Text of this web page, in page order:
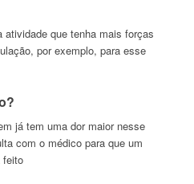
atividade que tenha mais forças
por exemplo, para esse
já tem uma dor maior nesse
com o médico para que um
feito